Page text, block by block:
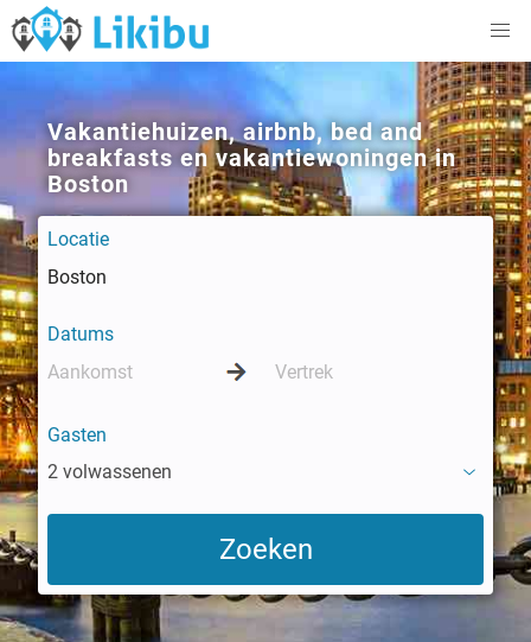
Vakantiehuizen, airbnb, bed and
breakfasts en vakantiewoningen in
Boston
Locatie
Datums
Gasten
2 volwassenen